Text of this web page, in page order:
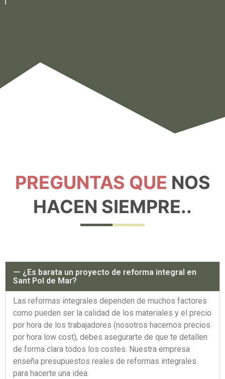
PREGUNTAS QUE NOS
HACEN SIEMPRE..
¿Es barata un proyecto de reforma integral en
Sant Pol de Mar?
Las reformas integrales dependen de muchos factores
como pueden ser la calidad de los materiales y el precio
por hora de los trabajadores (nosotros hacemos precios
por hora low cost), debes asegurarte de que te detallen
de forma clara todos los costes. Nuestra empresa
enseña presupuestos reales de reformas integrales
para hacerte una idea.